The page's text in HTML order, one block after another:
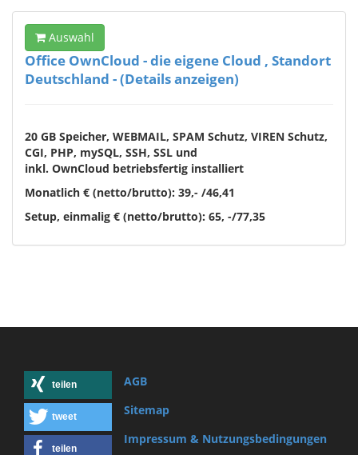
Auswahl
Office OwnCloud - die eigene Cloud , Standort
Deutschland - (Details anzeigen)
20 GB Speicher, WEBMAIL, SPAM Schutz, VIREN Schutz,
CGI, PHP, mySQL, SSH, SSL und
inkl. OwnCloud betriebsfertig installiert
Monatlich € (netto/brutto): 39,- /46,41
Setup, einmalig € (netto/brutto): 65, -/77,35
teilen
tweet
teilen
AGB
Sitemap
Impressum & Nutzungsbedingungen